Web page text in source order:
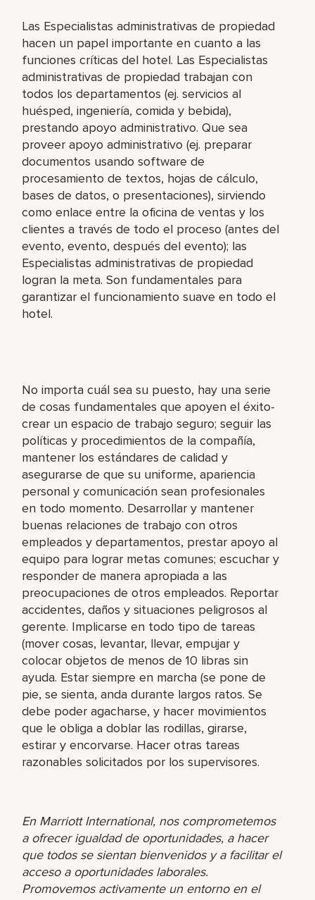
Las Especialistas administrativas de propiedad
hacen un papel importante en cuanto a las
funciones críticas del hotel. Las Especialistas
administrativas de propiedad trabajan con
todos los departamentos (ej. servicios al
huésped, ingeniería, comida y bebida),
prestando apoyo administrativo. Que sea
proveer apoyo administrativo (ej. preparar
documentos usando software de
procesamiento de textos, hojas de cálculo,
bases de datos, o presentaciones), sirviendo
como enlace entre la oficina de ventas y los
clientes a través de todo el proceso (antes del
evento, evento, después del evento); las
Especialistas administrativas de propiedad
logran la meta. Son fundamentales para
garantizar el funcionamiento suave en todo el
hotel.
No importa cuál sea su puesto, hay una serie
de cosas fundamentales que apoyen el éxito-
crear un espacio de trabajo seguro; seguir las
políticas y procedimientos de la compañía,
mantener los estándares de calidad y
asegurarse de que su uniforme, apariencia
personal y comunicación sean profesionales
en todo momento. Desarrollar y mantener
buenas relaciones de trabajo con otros
empleados y departamentos, prestar apoyo al
equipo para lograr metas comunes; escuchar y
responder de manera apropiada a las
preocupaciones de otros empleados. Reportar
accidentes, daños y situaciones peligrosos al
gerente. Implicarse en todo tipo de tareas
(mover cosas, levantar, llevar, empujar y
colocar objetos de menos de 10 libras sin
ayuda. Estar siempre en marcha (se pone de
pie, se sienta, anda durante largos ratos. Se
debe poder agacharse, y hacer movimientos
que le obliga a doblar las rodillas, girarse,
estirar y encorvarse. Hacer otras tareas
razonables solicitados por los supervisores.
En Marriott International, nos comprometemos
a ofrecer igualdad de oportunidades, a hacer
que todos se sientan bienvenidos y a facilitar el
acceso a oportunidades laborales.
Promovemos activamente un entorno en el